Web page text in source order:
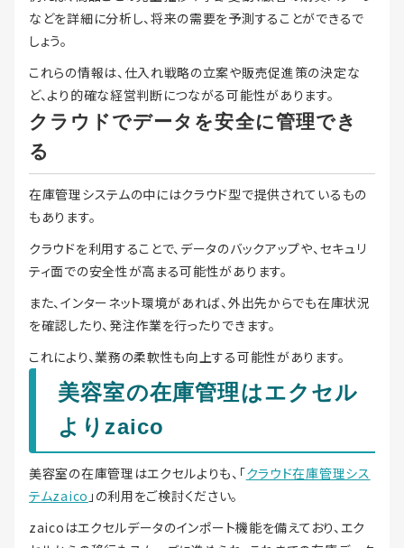
などを詳細に分析し、将来の需要を予測することができるで
しょう。
これらの情報は、仕入れ戦略の立案や販売促進策の決定な
ど、より的確な経営判断につながる可能性があります。
クラウドでデータを安全に管理でき
る
在庫管理システムの中にはクラウド型で提供されているもの
もあります。
クラウドを利用することで、データのバックアップや、セキュリ
ティ面での安全性が高まる可能性があります。
また、インターネット環境があれば、外出先からでも在庫状況
を確認したり、発注作業を行ったりできます。
これにより、業務の柔軟性も向上する可能性があります。
美容室の在庫管理はエクセル
よりzaico
美容室の在庫管理はエクセルよりも、「クラウド在庫管理シス
テムzaico 」の利用をご検討ください。
zaicoはエクセルデータのインポート機能を備えており、エク